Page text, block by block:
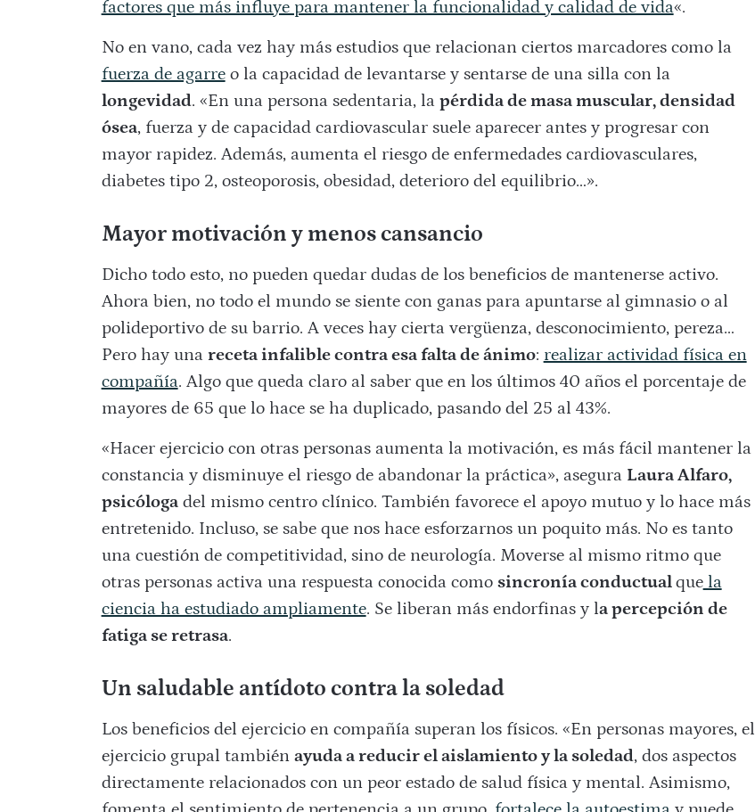
factores que más influye para mantener la funcionalidad y calidad de vida«.
No en vano, cada vez hay más estudios que relacionan ciertos marcadores como la
fuerza de agarreo la capacidad de levantarse y sentarse de una silla con la
longevidad. «En una persona sedentaria, la pérdida de masa muscular, densidad
ósea, fuerza y de capacidad cardiovascular suele aparecer antes y progresar con
mayor rapidez. Además, aumenta el riesgo de enfermedades cardiovasculares,
diabetes tipo 2, osteoporosis, obesidad, deterioro del equilibrio…».
Mayor motivación y menos cansancio
Dicho todo esto, no pueden quedar dudas de los beneficios de mantenerse activo.
Ahora bien, no todo el mundo se siente con ganas para apuntarse al gimnasio o al
polideportivo de su barrio. A veces hay cierta vergüenza, desconocimiento, pereza…
Pero hay una receta infalible contra esa falta de ánimo: realizar actividad física en
compañía. Algo que queda claro al saber que en los últimos 40 años el porcentaje de
mayores de 65 que lo hace se ha duplicado, pasando del 25 al 43%.
«Hacer ejercicio con otras personas aumenta la motivación, es más fácil mantener la
constancia y disminuye el riesgo de abandonar la práctica», asegura Laura Alfaro,
psicólogadel mismo centro clínico. También favorece el apoyo mutuo y lo hace más
entretenido. Incluso, se sabe que nos hace esforzarnos un poquito más. No es tanto
una cuestión de competitividad, sino de neurología. Moverse al mismo ritmo que
otras personas activa una respuesta conocida como sincronía conductualquela
ciencia ha estudiado ampliamente. Se liberan más endorfinas y la percepción de
fatiga se retrasa.
Un saludable antídoto contra la soledad
Los beneficios del ejercicio en compañía superan los físicos. «En personas mayores, el
ejercicio grupal también ayuda a reducir el aislamiento y la soledad, dos aspectos
directamente relacionados con un peor estado de salud física y mental. Asimismo,